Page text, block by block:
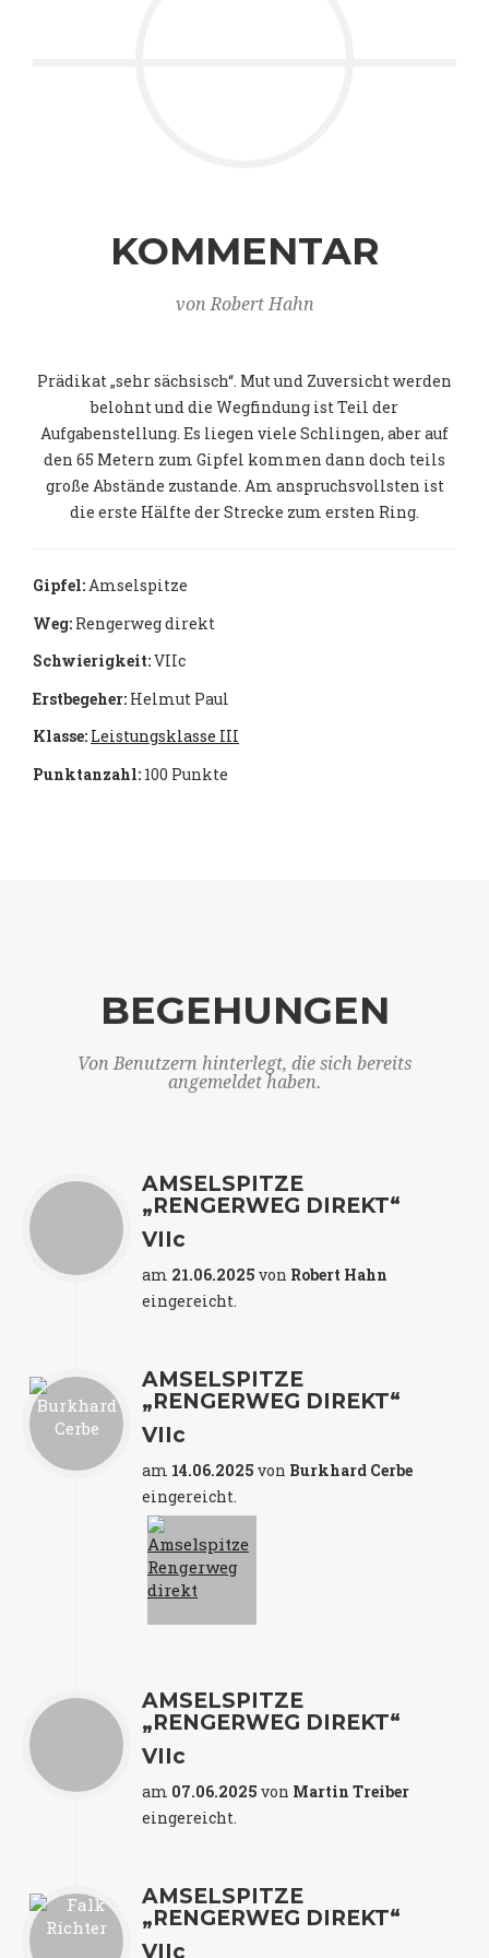
KOMMENTAR
von Robert Hahn
Prädikat „sehr sächsisch“. Mut und Zuversicht werden
belohnt und die Wegfindung ist Teil der
Aufgabenstellung. Es liegen viele Schlingen, aber auf
den 65 Metern zum Gipfel kommen dann doch teils
große Abstände zustande. Am anspruchsvollsten ist
die erste Hälfte der Strecke zum ersten Ring.
Gipfel:Amselspitze
Weg: Rengerweg direkt
Schwierigkeit:VIIc
Erstbegeher: Helmut Paul
Klasse: Leistungsklasse III
Punktanzahl: 100 Punkte
BEGEHUNGEN
Von Benutzern hinterlegt, die sich bereits
angemeldet haben.
AMSELSPITZE
„RENGERWEG DIREKT“
VIIc
am 21.06.2025 von Robert Hahn
eingereicht.
AMSELSPITZE
„RENGERWEG DIREKT“
VIIc
am 14.06.2025 von Burkhard Cerbe
eingereicht.
AMSELSPITZE
„RENGERWEG DIREKT“
VIIc
am 07.06.2025 von Martin Treiber
eingereicht.
AMSELSPITZE
„RENGERWEG DIREKT“
VIIc